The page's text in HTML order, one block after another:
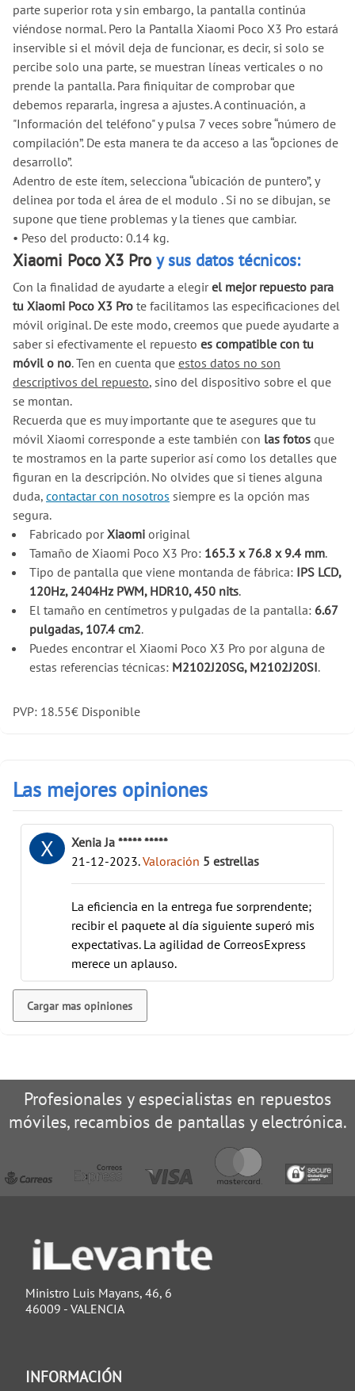
parte superior rota y sin embargo, la pantalla continúa
viéndose normal. Pero la Pantalla Xiaomi Poco X3 Pro estará
inservible si el móvil deja de funcionar, es decir, si solo se
percibe solo una parte, se muestran líneas verticales o no
prende la pantalla. Para finiquitar de comprobar que
debemos repararla, ingresa a ajustes. A continuación, a
"Información del teléfono" y pulsa 7 veces sobre “número de
compilación”. De esta manera te da acceso a las “opciones de
desarrollo”.
Adentro de este ítem, selecciona “ubicación de puntero”, y
delinea por toda el área de el modulo . Si no se dibujan, se
supone que tiene problemas y la tienes que cambiar.
• Peso del producto: 0.14 kg.
Xiaomi Poco X3 Pro y sus datos técnicos:
Con la finalidad de ayudarte a elegirel mejor repuesto para
tu Xiaomi Poco X3 Pro te facilitamos las especificaciones del
móvil original. De este modo, creemos que puede ayudarte a
saber si efectivamente el repuesto es compatible con tu
móvil o no. Ten en cuenta que estos datos no son
descriptivos del repuesto, sino del dispositivo sobre el que
se montan.
Recuerda que es muy importante que te asegures que tu
móvil Xiaomi corresponde a este también con las fotos que
te mostramos en la parte superior así como los detalles que
figuran en la descripción. No olvides que si tienes alguna
duda, contactar con nosotros siempre es la opción mas
segura.
Fabricado porXiaomioriginal
Tamaño de Xiaomi Poco X3 Pro: 165.3 x 76.8 x 9.4 mm.
Tipo de pantalla que viene montanda de fábrica: IPS LCD,
120Hz, 2404Hz PWM, HDR10, 450 nits.
El tamaño en centímetros y pulgadas de la pantalla: 6.67
pulgadas, 107.4 cm2.
Puedes encontrar el Xiaomi Poco X3 Pro por alguna de
estas referencias técnicas: M2102J20SG, M2102J20SI.
PVP: 18.55€ Disponible
Las mejores opiniones
X
Xenia Ja ***** *****
21-12-2023.Valoración 5 estrellas
La eficiencia en la entrega fue sorprendente;
recibir el paquete al día siguiente superó mis
expectativas. La agilidad de CorreosExpress
merece un aplauso.
Cargar mas opiniones
Profesionales y especialistas en repuestos
móviles, recambios de pantallas y electrónica.
Ministro Luis Mayans, 46, 6
46009 - VALENCIA
INFORMACIÓN